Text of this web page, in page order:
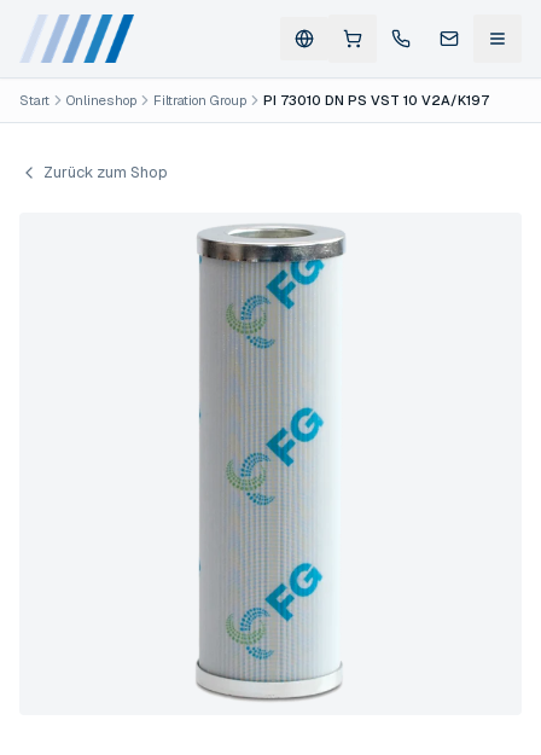
Start Onlineshop Filtration Group PI 73010 DN PS VST 10 V2A/K197
Zurück zum Shop